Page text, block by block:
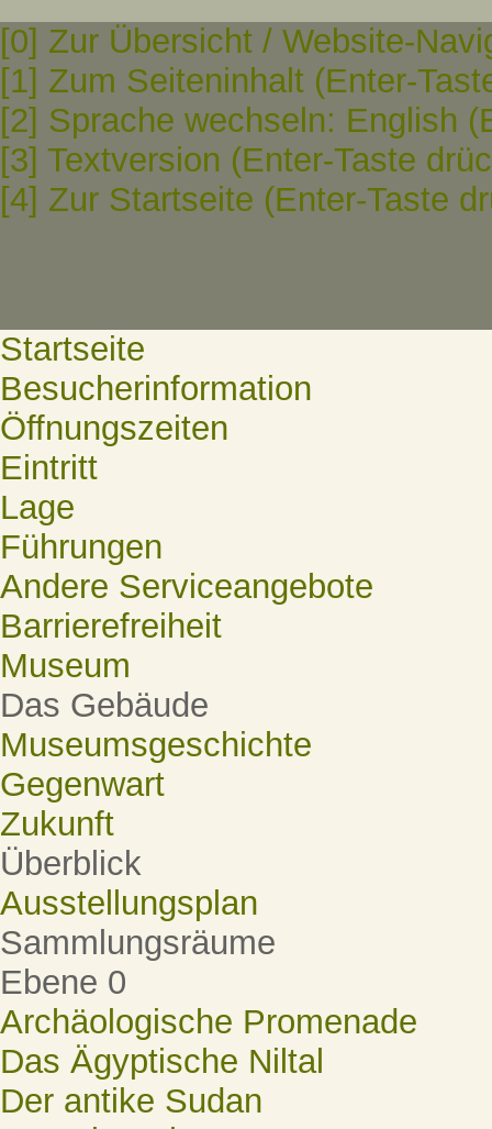
[0] Zur Übersicht / Website-
[1] Zum Seiteninhalt (Enter-
[2] Sprache wechseln: English
[3] Textversion (Enter-Taste
[4] Zur Startseite (Enter-Taste
Startseite
Besucherinformation
Öffnungszeiten
Eintritt
Lage
Führungen
Andere Serviceangebote
Barrierefreiheit
Museum
Das Gebäude
Museumsgeschichte
Gegenwart
Zukunft
Überblick
Ausstellungsplan
Sammlungsräume
Ebene 0
Archäologische Promenade
Das Ägyptische Niltal
Der antike Sudan